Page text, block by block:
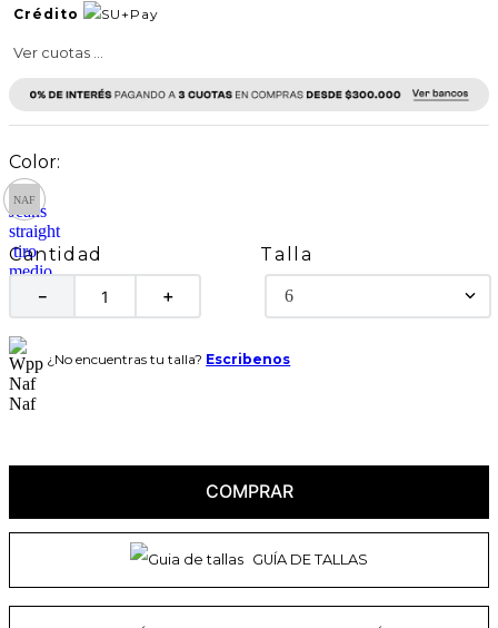
Crédito
Ver cuotas ...
Cantidad
＋
－
Talla
6
¿No encuentras tu talla? Escribenos
COMPRAR
GUÍA DE TALLAS